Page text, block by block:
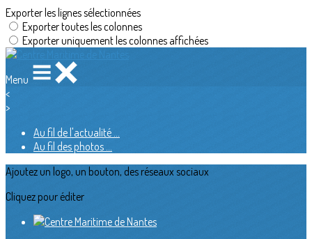
Exporter les lignes sélectionnées
Exporter toutes les colonnes
Exporter uniquement les colonnes affichées
Menu
<
>
Au fil de l'actualité ...
Au fil des photos ...
Ajoutez un logo, un bouton, des réseaux sociaux
Cliquez pour éditer